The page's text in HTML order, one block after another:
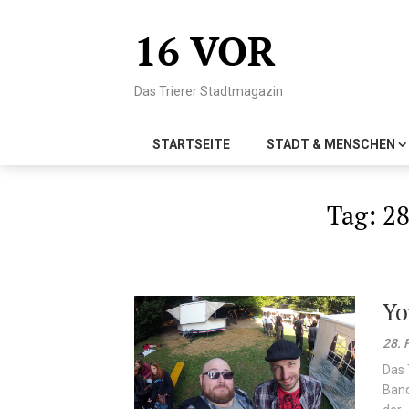
16 VOR
Das Trierer Stadtmagazin
STARTSEITE STADT & MENSCHEN
Tag:
28.